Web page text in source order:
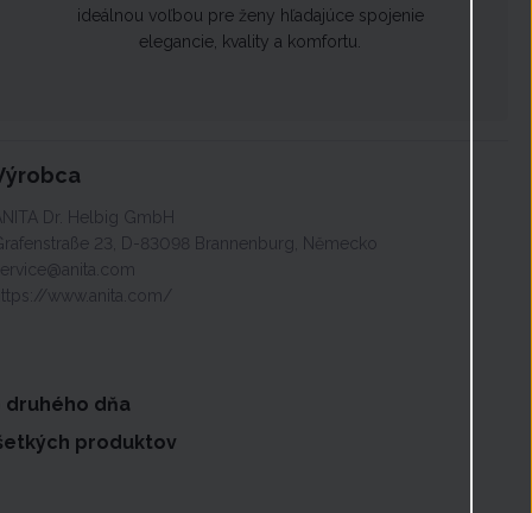
ideálnou voľbou pre ženy hľadajúce spojenie
elegancie, kvality a komfortu.
Dr. Helbig GmbH
23, D-83098 Brannenburg, Německo
www.anita.com/
druhého dňa
produktov